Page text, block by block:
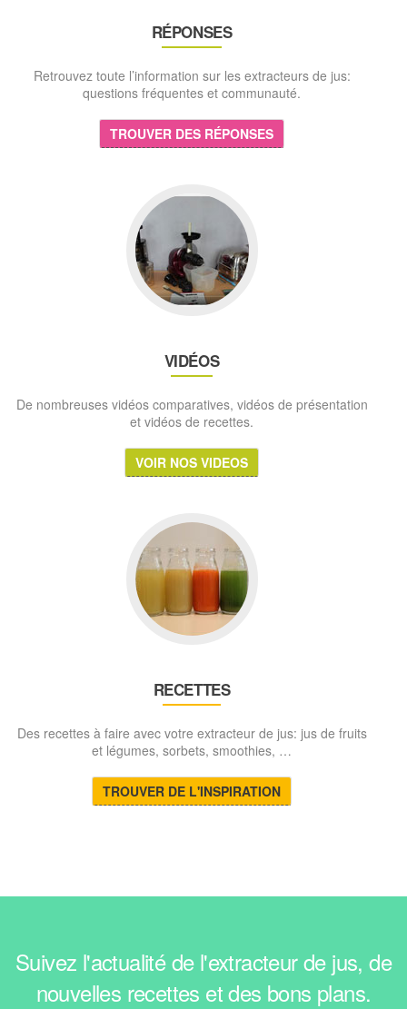
RÉPONSES
Retrouvez toute l’information sur les extracteurs de jus:
questions fréquentes et communauté.
TROUVER DES RÉPONSES
VIDÉOS
De nombreuses vidéos comparatives, vidéos de présentation
et vidéos de recettes.
VOIR NOS VIDEOS
RECETTES
Des recettes à faire avec votre extracteur de jus: jus de fruits
et légumes, sorbets, smoothies, …
TROUVER DE L'INSPIRATION
Suivez l'actualité de l'extracteur de jus, de
nouvelles recettes et des bons plans.